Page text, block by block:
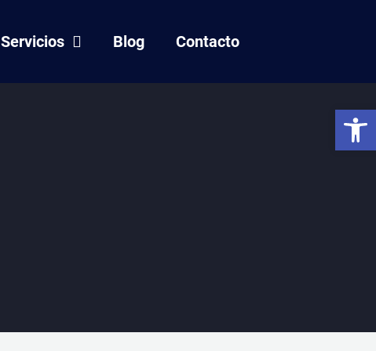
Servicios Blog Contacto
Abrir